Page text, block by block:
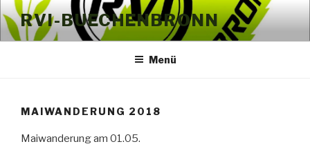
Zum
Inhalt
springen
RVI-BUECHENBRONN
Menü
MAIWANDERUNG 2018
Maiwanderung am 01.05.